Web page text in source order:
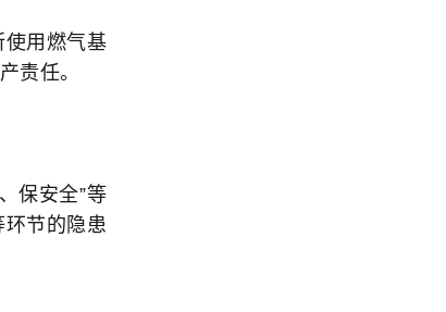
使用燃气基
责任。
保安全”等
节的隐患